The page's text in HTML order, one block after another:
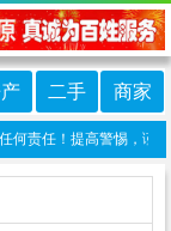
二手 商家
任！提高警惕，谨防